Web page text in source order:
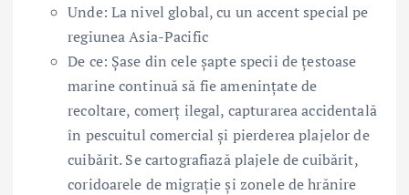
Unde: La nivel global, cu un accent special pe
regiunea Asia-Pacific
De ce: Șase din cele șapte specii de țestoase
marine continuă să fie amenințate de
recoltare, comerț ilegal, capturarea accidentală
în pescuitul comercial și pierderea plajelor de
cuibărit. Se cartografiază plajele de cuibărit,
coridoarele de migrație și zonele de hrănire